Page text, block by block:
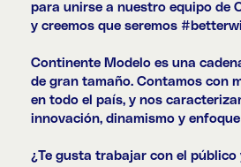
para unirse a nuestro equipo de
y creemos que seremos #
Continente Modelo es una
de gran tamaño. Contamos con
en todo el país, y nos
innovación, dinamismo y
¿Te gusta trabajar con el